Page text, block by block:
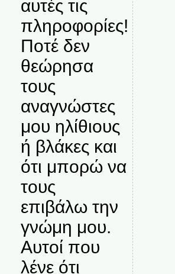
αυτές τις
πληροφορίες!
Ποτέ δεν
θεώρησα
τους
αναγνώστες
μου ηλίθιους
ή βλάκες και
ότι μπορώ να
τους
επιβάλω την
γνώμη μου.
Αυτοί που
λένε ότι